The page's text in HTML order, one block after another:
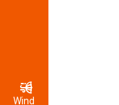
Wind